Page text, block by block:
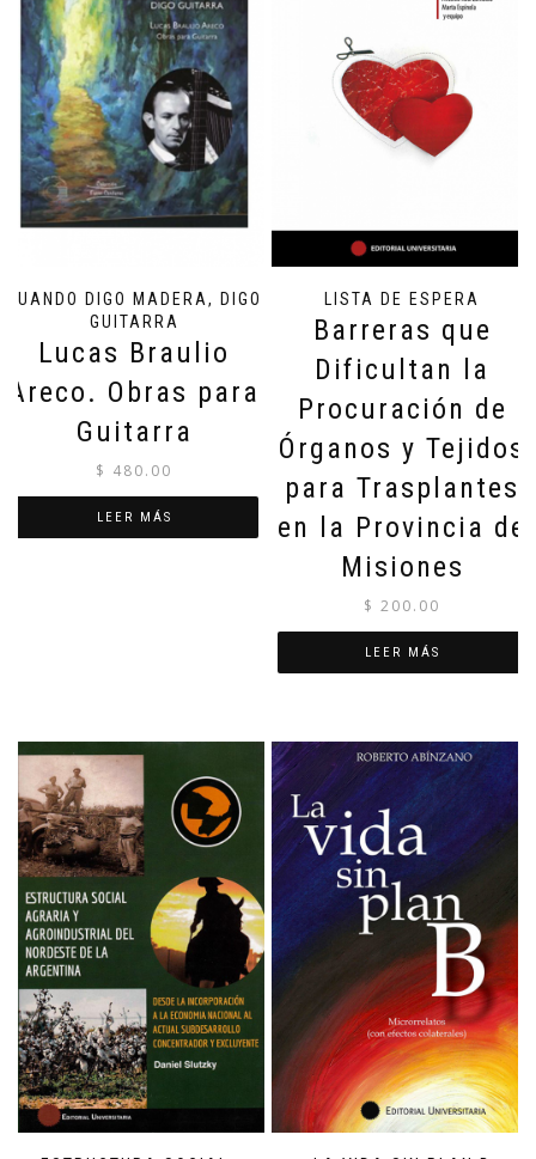
CUANDO DIGO MADERA, DIGO
GUITARRA
Lucas Braulio
Areco. Obras para
Guitarra
$ 480.00
LEER MÁS
LISTA DE ESPERA
Barreras que
Dificultan la
Procuración de
Órganos y Tejidos
para Trasplantes
en la Provincia de
Misiones
$ 200.00
LEER MÁS